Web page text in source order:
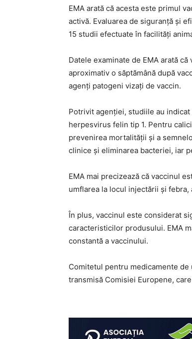
EMA arată că acesta este primul
activă. Evaluarea de siguranță și
15 studii efectuate în facilități
Datele examinate de EMA arată
aproximativ o săptămână după
agenți patogeni vizați de vaccin.
Potrivit agenției, studiile au
herpesvirus felin tip 1. Pentru
prevenirea mortalității și a
clinice și eliminarea bacteriei, iar
EMA mai precizează că vaccinul
umflarea la locul injectării și
În plus, vaccinul este considerat
caracteristicilor produsului. EMA
constantă a vaccinului.
Comitetul pentru medicamente de
transmisă Comisiei Europene,